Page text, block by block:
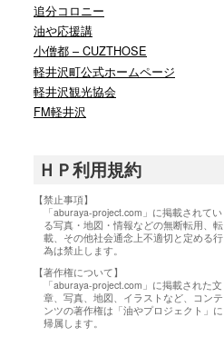
追分コロニー
油や応援講
小僧都 – CUZTHOSE
軽井沢町公式ホームページ
軽井沢観光協会
FM軽井沢
ＨＰ利用規約
【禁止事項】
「aburaya-project.com」に掲載されてい
る写真・地図・情報などの無断転用、転
載、その他社会通念上不適切と定める行
為は禁止します。
【著作権について】
「aburaya-project.com」に掲載された文
章、写真、地図、イラストなど、コンテ
ンツの著作権は「油やプロジェクト」に
帰属します。